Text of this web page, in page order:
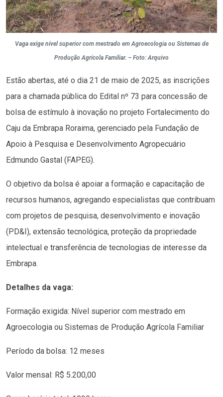
Vaga exige nível superior com mestrado em Agroecologia ou Sistemas de
Produção Agrícola Familiar. – Foto: Arquivo
Estão abertas, até o dia 21 de maio de 2025, as inscrições
para a chamada pública do Edital nº 73 para concessão de
bolsa de estímulo à inovação no projeto Fortalecimento do
Caju da Embrapa Roraima, gerenciado pela Fundação de
Apoio à Pesquisa e Desenvolvimento Agropecuário
Edmundo Gastal (FAPEG).
O objetivo da bolsa é apoiar a formação e capacitação de
recursos humanos, agregando especialistas que contribuam
com projetos de pesquisa, desenvolvimento e inovação
(PD&I), extensão tecnológica, proteção da propriedade
intelectual e transferência de tecnologias de interesse da
Embrapa.
Detalhes da vaga:
Formação exigida: Nível superior com mestrado em
Agroecologia ou Sistemas de Produção Agrícola Familiar
Período da bolsa: 12 meses
Valor mensal: R$ 5.200,00